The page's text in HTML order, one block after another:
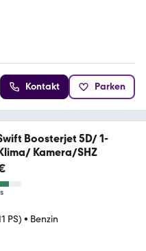
Kontakt Parken
5D/ 1-
Kamera/SHZ
PS) • Benzin